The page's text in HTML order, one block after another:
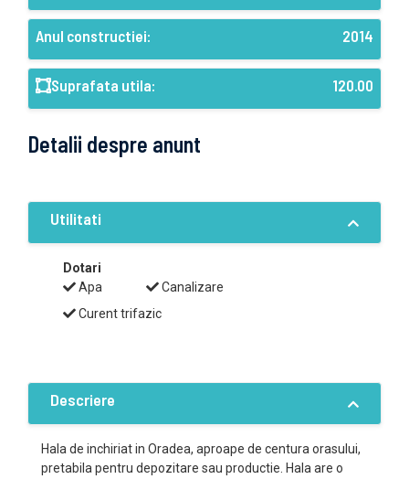
Anul constructiei: 2014
Suprafata utila: 120.00
Detalii despre anunt
Utilitati
Dotari
Apa
Canalizare
Curent trifazic
Descriere
Hala de inchiriat in Oradea, aproape de centura orasului,
pretabila pentru depozitare sau productie. Hala are o